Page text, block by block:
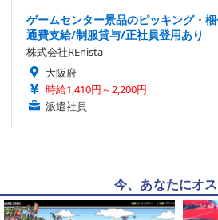
ゲームセンター景品のピッキング・
通費支給/制服貸与/正社員登用あり
株式会社REnista
大阪府
時給1,410円～2,200円
派遣社員
今、あなたにオ